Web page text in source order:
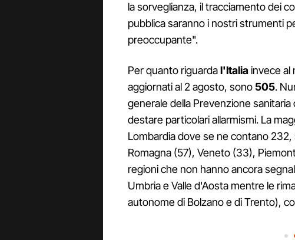
la sorveglianza, il tracciamento dei
pubblica saranno i nostri strumenti
preoccupante".
Per quanto riguardal'Italiainvece al
aggiornati al 2 agosto, sono 505.
generale della Prevenzione
destare particolari allarmismi. La
Lombardia dove se ne contano 232,
Romagna (57), Veneto (33),
regioni che non hanno ancora
Umbria e Valle d'Aosta mentre le
autonome di Bolzano e di Trento),